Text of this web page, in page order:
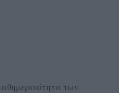
των